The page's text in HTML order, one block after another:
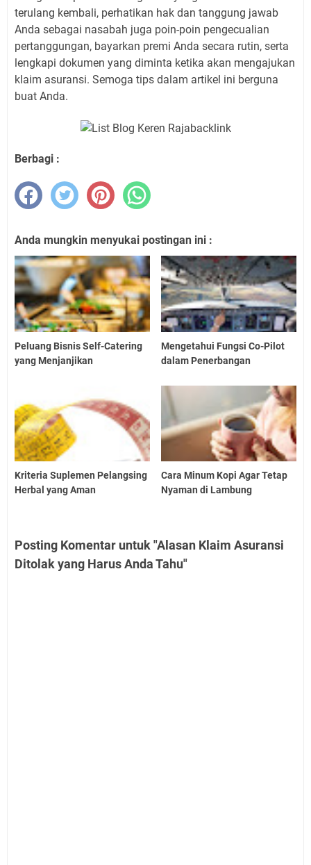
terulang kembali, perhatikan hak dan tanggung jawab
Anda sebagai nasabah juga poin-poin pengecualian
pertanggungan, bayarkan premi Anda secara rutin, serta
lengkapi dokumen yang diminta ketika akan mengajukan
klaim asuransi. Semoga tips dalam artikel ini berguna
buat Anda.
Berbagi :
Anda mungkin menyukai postingan ini :
Peluang Bisnis Self-Catering
yang Menjanjikan
Mengetahui Fungsi Co-Pilot
dalam Penerbangan
Kriteria Suplemen Pelangsing
Herbal yang Aman
Cara Minum Kopi Agar Tetap
Nyaman di Lambung
Posting Komentar untuk "Alasan Klaim Asuransi
Ditolak yang Harus Anda Tahu"